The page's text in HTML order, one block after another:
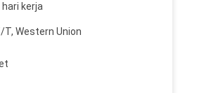
kerja
T, Western Union